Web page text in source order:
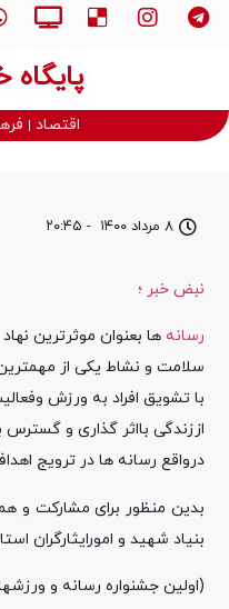
اقتصاد
۸ مرداد ۱۴۰۰ - ۲۰:۴۵
نبض خبر ؛
رسانه ها بعنوان موثرترین
سلامت و نشاط یکی از
با تشویق افراد به ورزش
اززندگی بااثر گذاری و
درواقع رسانه ها در ترویج
بدین منظور برای مشارکت و
بنیاد شهید و امورایثارگران
(اولین جشنواره رسانه و